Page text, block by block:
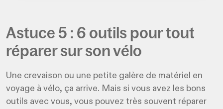
Astuce 5 : 6 outils pour tout
réparer sur son vélo
Une crevaison ou une petite galère de matériel en
voyage à vélo, ça arrive. Mais si vous avez les bons
outils avec vous, vous pouvez très souvent réparer